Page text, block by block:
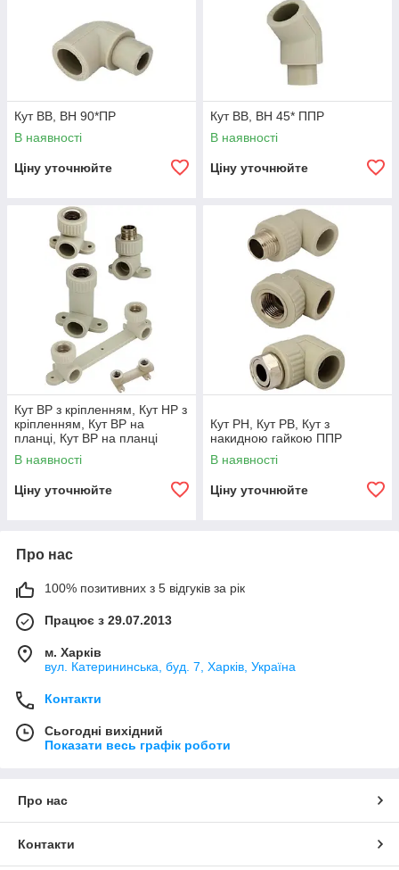
Кут ВВ, ВН 90*ПР
В наявності
Ціну уточнюйте
Кут ВВ, ВН 45* ППР
В наявності
Ціну уточнюйте
Кут ВР з кріпленням, Кут НР з
кріпленням, Кут ВР на
планці, Кут ВР на планці
подвійний ППР
В наявності
Ціну уточнюйте
Кут РН, Кут РВ, Кут з
накидною гайкою ППР
В наявності
Ціну уточнюйте
Про нас
100% позитивних з 5 відгуків за рік
Працює з 29.07.2013
м. Харків
вул. Катерининська, буд. 7, Харків, Україна
Контакти
Сьогодні вихідний
Показати весь графік роботи
Про нас
Контакти